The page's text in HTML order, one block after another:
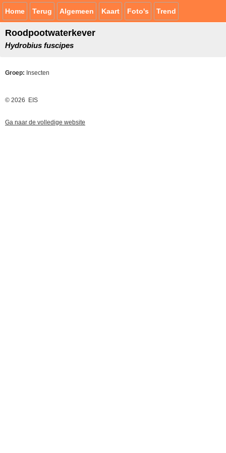
Home Terug Algemeen Kaart Foto's Trend
Roodpootwaterkever
Hydrobius fuscipes
Groep: Insecten
© 2026 EIS
Ga naar de volledige website